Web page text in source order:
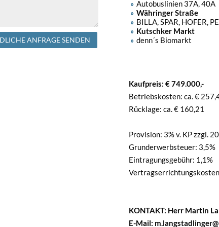
ANFRAGE SENDEN
Autobuslinien 37A, 40A
Währinger Straße
BILLA, SPAR, HOFER,
Kutschker Markt
denn´s Biomarkt
Kaufpreis: € 749.000,-
Betriebskosten: ca. €
Rücklage: ca. € 160,21
Provision: 3% v. KP zzgl.
Grunderwerbsteuer: 3,5%
Eintragungsgebühr: 1,1%
KONTAKT: Herr Martin
E-Mail: